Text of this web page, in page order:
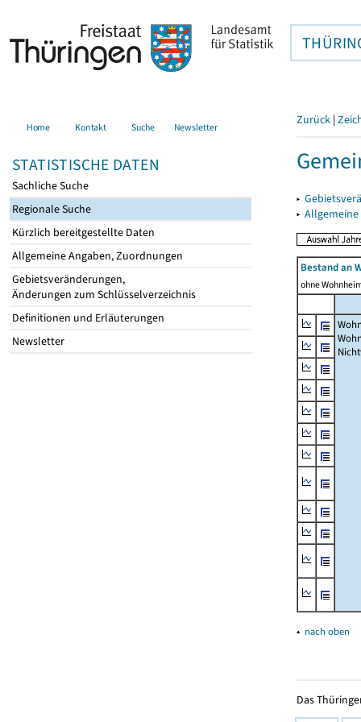
Home Kontakt Suche Newsletter
STATISTISCHE DATEN
Sachliche Suche
Regionale Suche
Kürzlich bereitgestellte Daten
Allgemeine Angaben, Zuordnungen
Gebietsveränderungen,
Änderungen zum Schlüsselverzeichnis
Definitionen und Erläuterungen
Newsletter
Zurück |
▸
▸
Bestand an
ohne
▴ nach oben
Das